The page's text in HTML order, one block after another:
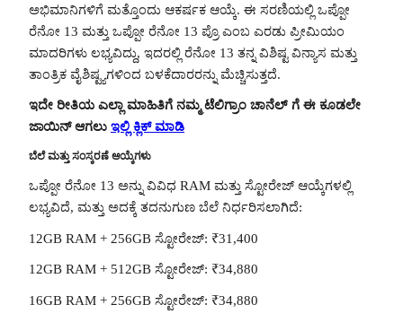
ಅಭಿಮಾನಿಗಳಿಗೆ ಮತ್ತೊಂದು ಆಕರ್ಷಕ ಆಯ್ಕೆ. ಈ ಸರಣಿಯಲ್ಲಿ ಒಪ್ಪೋ
ರೆನೋ 13 ಮತ್ತು ಒಪ್ಪೋ ರೆನೋ 13 ಪ್ರೊ ಎಂಬ ಎರಡು ಪ್ರೀಮಿಯಂ
ಮಾದರಿಗಳು ಲಭ್ಯವಿದ್ದು, ಇದರಲ್ಲಿ ರೆನೋ 13 ತನ್ನ ವಿಶಿಷ್ಟ ವಿನ್ಯಾಸ ಮತ್ತು
ತಾಂತ್ರಿಕ ವೈಶಿಷ್ಟ್ಯಗಳಿಂದ ಬಳಕೆದಾರರನ್ನು ಮೆಚ್ಚಿಸುತ್ತದೆ.
ಇದೇ ರೀತಿಯ ಎಲ್ಲಾ ಮಾಹಿತಿಗೆ ನಮ್ಮ ಟೆಲಿಗ್ರಾಂ ಚಾನೆಲ್ ಗೆ ಈ ಕೂಡಲೇ
ಜಾಯಿನ್ ಆಗಲು ಇಲ್ಲಿ ಕ್ಲಿಕ್ ಮಾಡಿ
ಬೆಲೆ ಮತ್ತು ಸಂಸ್ಕರಣೆ ಆಯ್ಕೆಗಳು
ಒಪ್ಪೋ ರೆನೋ 13 ಅನ್ನು ವಿವಿಧ RAM ಮತ್ತು ಸ್ಟೋರೇಜ್ ಆಯ್ಕೆಗಳಲ್ಲಿ
ಲಭ್ಯವಿದೆ, ಮತ್ತು ಅದಕ್ಕೆ ತದನುಗುಣ ಬೆಲೆ ನಿರ್ಧರಿಸಲಾಗಿದೆ:
12GB RAM + 256GB ಸ್ಟೋರೇಜ್: ₹31,400
12GB RAM + 512GB ಸ್ಟೋರೇಜ್: ₹34,880
16GB RAM + 256GB ಸ್ಟೋರೇಜ್: ₹34,880